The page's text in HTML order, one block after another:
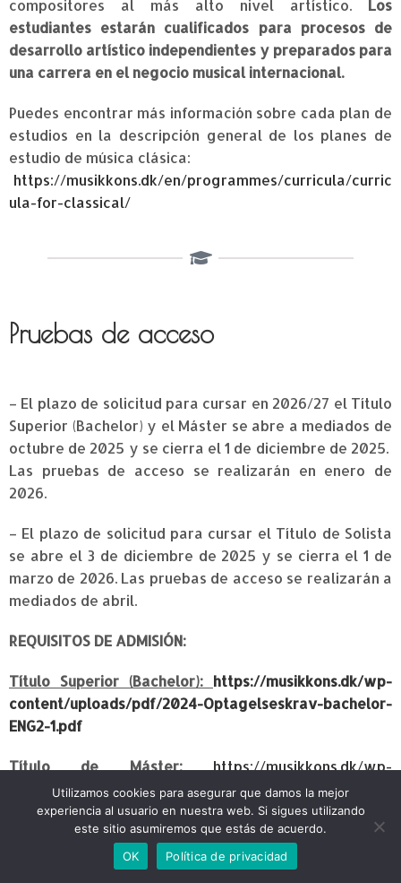
compositores al más alto nivel artístico. Los
estudiantes estarán cualificados para procesos de
desarrollo artístico independientes y preparados para
una carrera en el negocio musical internacional.
Puedes encontrar más información sobre cada plan de
estudios en la descripción general de los planes de
estudio de música clásica:
https://musikkons.dk/en/programmes/curricula/curric
ula-for-classical/
Pruebas de acceso
– El plazo de solicitud para cursar en 2026/27 el Título
Superior (Bachelor) y el Máster se abre a mediados de
octubre de 2025 y se cierra el 1 de diciembre de 2025.
Las pruebas de acceso se realizarán en enero de
2026.
– El plazo de solicitud para cursar el Título de Solista
se abre el 3 de diciembre de 2025 y se cierra el 1 de
marzo de 2026. Las pruebas de acceso se realizarán a
mediados de abril.
REQUISITOS DE ADMISIÓN:
Título Superior (Bachelor): https://musikkons.dk/wp-
content/uploads/pdf/2024-Optagelseskrav-bachelor-
ENG2-1.pdf
TítulodeMáster:
https://musikkons.dk/wp-
content/uploads/pdf/2024-Optagelseskrav-kandidat-
ENG2.pdf
Título de Solista:
https://musikkons.dk/wp-
content/uploads/pdf/2024-Optagelseskrav-solist-
Utilizamos cookies para asegurar que damos la mejor
experiencia al usuario en nuestra web. Si sigues utilizando
este sitio asumiremos que estás de acuerdo.
OK
Política de privacidad